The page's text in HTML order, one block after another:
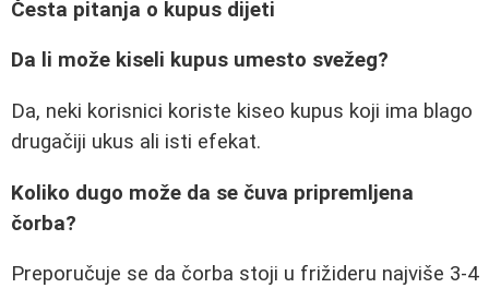
Česta pitanja o kupus dijeti
Da li može kiseli kupus umesto svežeg?
Da, neki korisnici koriste kiseo kupus koji ima blago
drugačiji ukus ali isti efekat.
Koliko dugo može da se čuva pripremljena
čorba?
Preporučuje se da čorba stoji u frižideru najviše 3-4